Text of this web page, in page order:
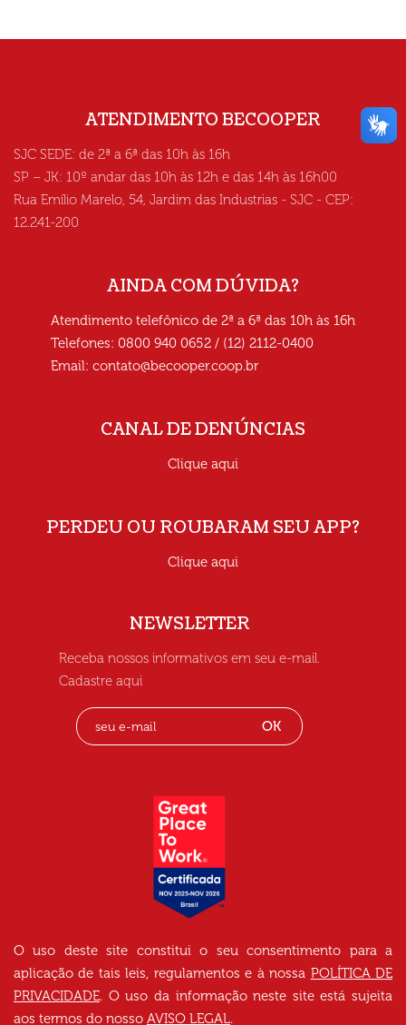
ATENDIMENTO BECOOPER
SJC SEDE: de 2ª a 6ª das 10h às 16h
SP – JK: 10º andar das 10h às 12h e das 14h às 16h00
Rua Emílio Marelo, 54, Jardim das Industrias - SJC - CEP:
12.241-200
AINDA COM DÚVIDA?
Atendimento telefônico de 2ª a 6ª das 10h às 16h
Telefones: 0800 940 0652 / (12) 2112-0400
Email: contato@becooper.coop.br
CANAL DE DENÚNCIAS
Clique aqui
PERDEU OU ROUBARAM SEU APP?
Clique aqui
NEWSLETTER
Receba nossos informativos em seu e-mail.
Cadastre aqui
OK
O uso deste site constitui o seu consentimento para a
aplicação de tais leis, regulamentos e à nossa POLÍTICA DE
PRIVACIDADE. O uso da informação neste site está sujeita
aos termos do nosso AVISO LEGAL.